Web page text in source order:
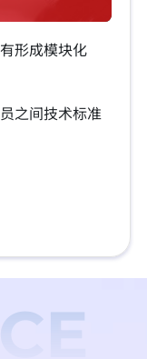
形成模块化
之间技术标准